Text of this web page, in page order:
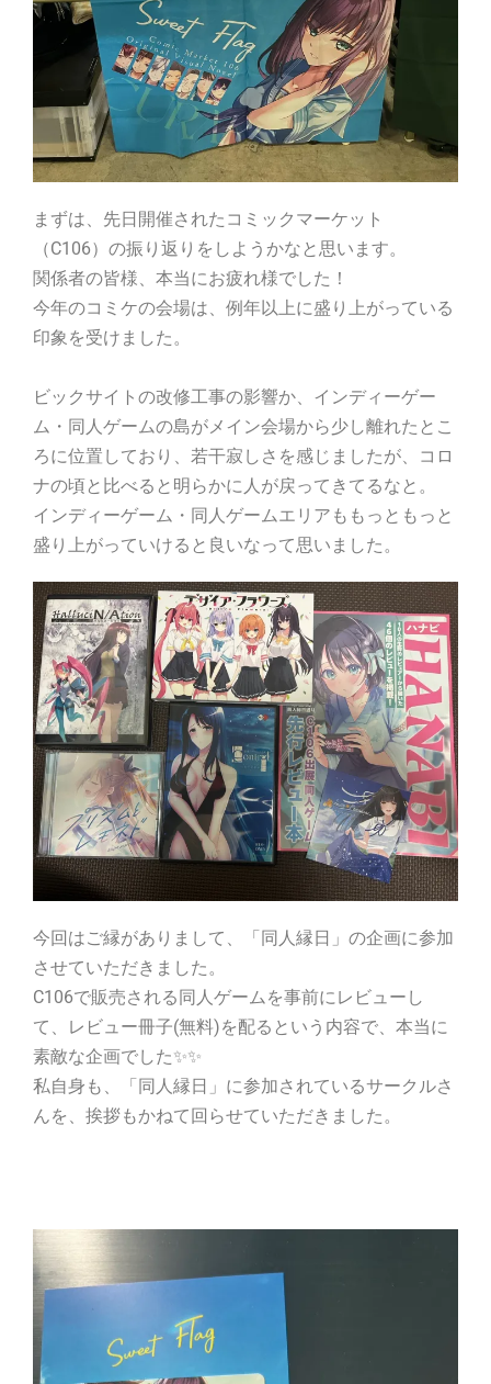
まずは、先日開催されたコミックマーケット
（C106）の振り返りをしようかなと思います。
関係者の皆様、本当にお疲れ様でした！
今年のコミケの会場は、例年以上に盛り上がっている
印象を受けました。
ビックサイトの改修工事の影響か、インディーゲー
ム・同人ゲームの島がメイン会場から少し離れたとこ
ろに位置しており、若干寂しさを感じましたが、コロ
ナの頃と比べると明らかに人が戻ってきてるなと。
インディーゲーム・同人ゲームエリアももっともっと
盛り上がっていけると良いなって思いました。
今回はご縁がありまして、「同人縁日」の企画に参加
させていただきました。
C106で販売される同人ゲームを事前にレビューし
て、レビュー冊子(無料)を配るという内容で、本当に
素敵な企画でした✨✨
私自身も、「同人縁日」に参加されているサークルさ
んを、挨拶もかねて回らせていただきました。